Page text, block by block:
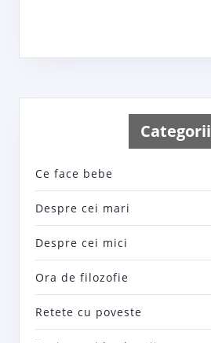
Categorii
Ce face bebe
Despre cei mari
Despre cei mici
Ora de filozofie
Retete cu poveste